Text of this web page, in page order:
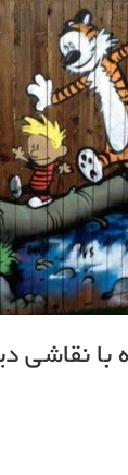
با نقاشی